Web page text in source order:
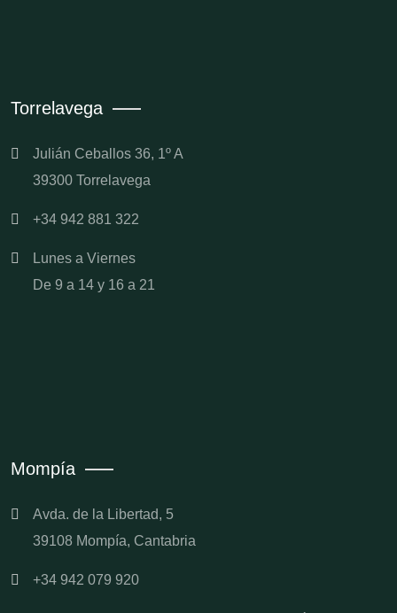
Torrelavega
Julián Ceballos 36, 1º A
39300 Torrelavega
+34 942 881 322
Lunes a Viernes
De 9 a 14 y 16 a 21
Mompía
Avda. de la Libertad, 5
39108 Mompía, Cantabria
+34 942 079 920